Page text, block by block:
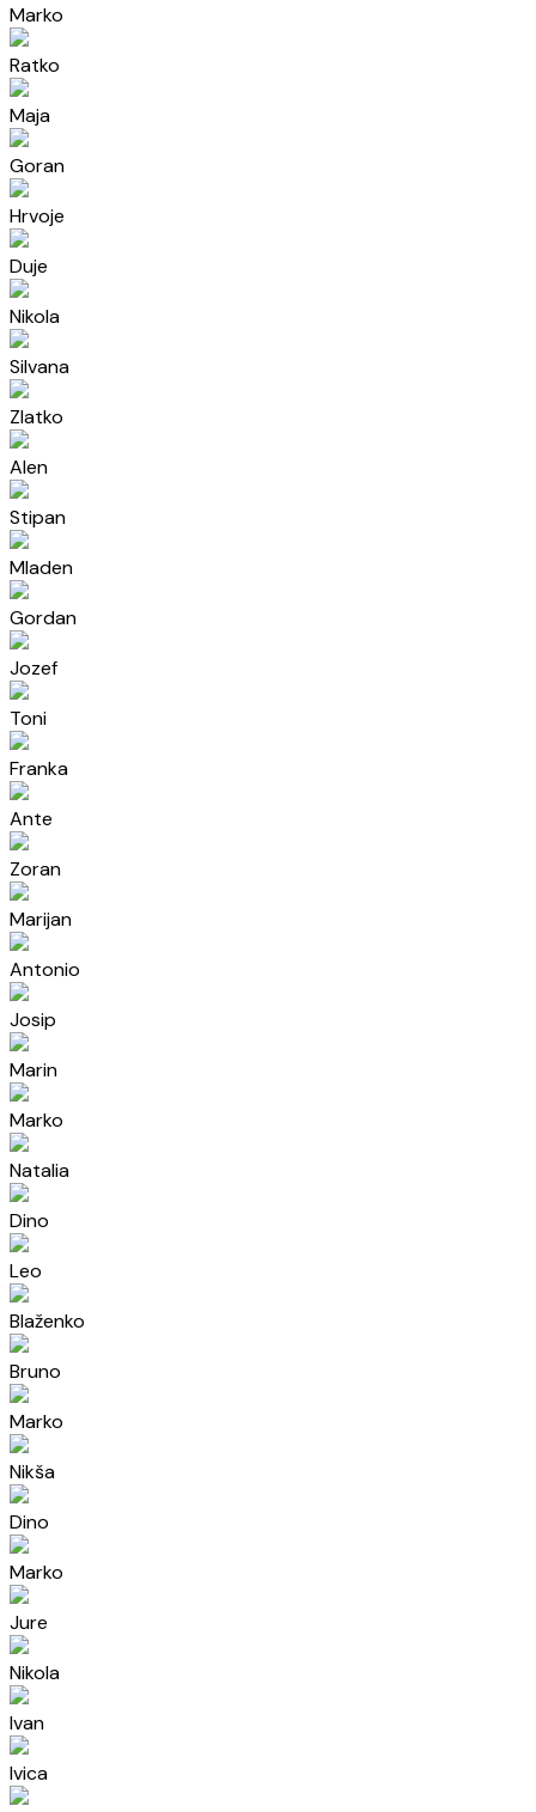
Marko
Ratko
Maja
Goran
Hrvoje
Duje
Nikola
Silvana
Zlatko
Alen
Stipan
Mladen
Gordan
Jozef
Toni
Franka
Ante
Zoran
Marijan
Antonio
Josip
Marin
Marko
Natalia
Dino
Leo
Blaženko
Bruno
Marko
Nikša
Dino
Marko
Jure
Nikola
Ivan
Ivica